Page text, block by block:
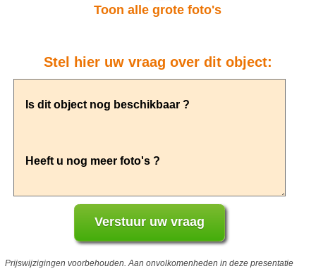
Toon alle grote foto's
Stel hier uw vraag over dit object:
Prijswijzigingen voorbehouden. Aan onvolkomenheden in deze presentatie